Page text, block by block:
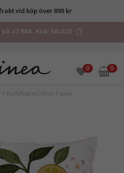
vid köp över 899 kr
på all REA. Kod: SALE20
0 0
> Kuddfodral Citron 1-pack